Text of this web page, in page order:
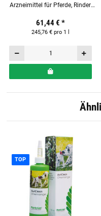
Arzneimittel für Pferde, Rinder,
61,44 € *
245,76 € pro 1 l
TOP